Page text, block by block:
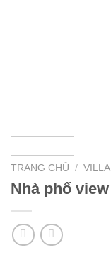
TRANG CHỦ /
Nhà phố